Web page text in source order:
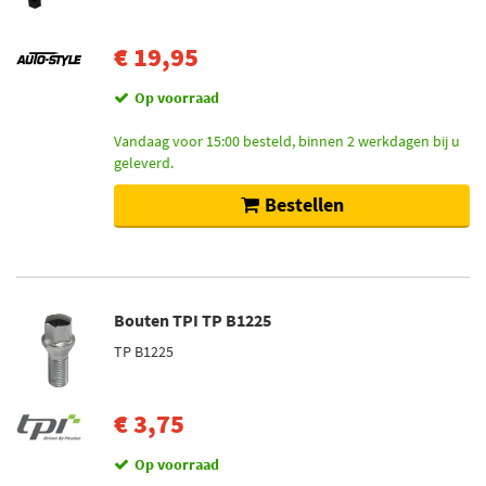
€ 19,95
Op voorraad
Vandaag voor 15:00 besteld, binnen 2 werkdagen bij u
geleverd.
Bestellen
Bouten TPI TP B1225
TP B1225
€ 3,75
Op voorraad